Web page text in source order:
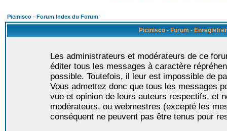
Picinisco - Forum Index du Forum
Picinisco - Forum -
Les administrateurs et modérateurs de ce
éditer tous les messages à caractère
possible. Toutefois, il leur est impossible de
Vous admettez donc que tous les messages
vue et opinion de leurs auteurs respectifs, et
modérateurs, ou webmestres (excepté les
conséquent ne peuvent pas être tenus pour